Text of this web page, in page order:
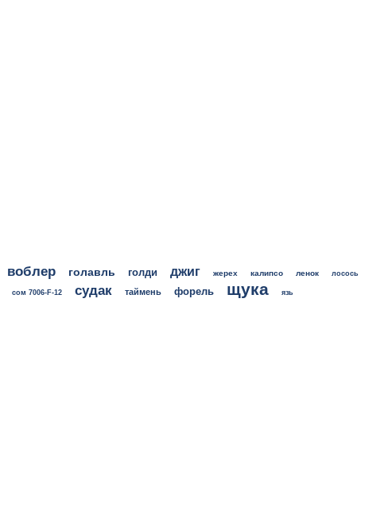
воблер голавль голди джиг жерех калипсо ленок лосось
сом 7006-F-12 судак таймень форель щука язь